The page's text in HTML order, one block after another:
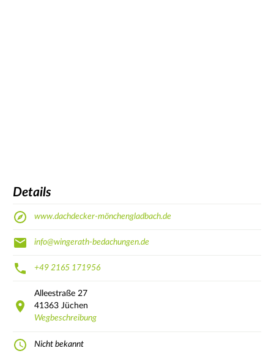
Details
www.dachdecker-mönchengladbach.de
info@wingerath-bedachungen.de
+49 2165 171956
Alleestraße 27
41363 Jüchen
Wegbeschreibung
Nicht bekannt